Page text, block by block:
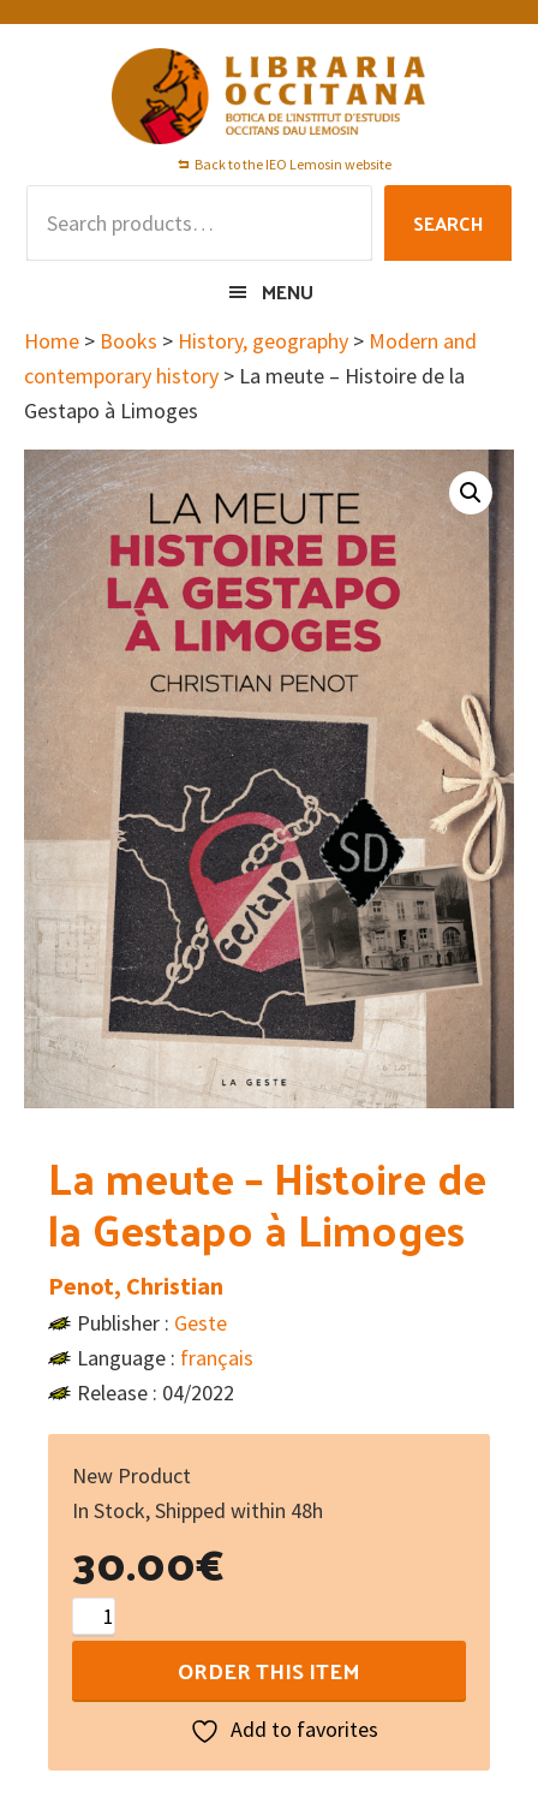
Skip
Skip
Skip
Back to the IEO Lemosin website
SEARCH
MENU
Home > Books > History, geography > Modern and
contemporary history > La meute – Histoire de la
Gestapo à Limoges
La meute – Histoire de
la Gestapo à Limoges
Penot, Christian
Publisher : Geste
Language : français
Release : 04/2022
New Product
In Stock, Shipped within 48h
30.00€
meute
ORDER THIS ITEM
Add to favorites